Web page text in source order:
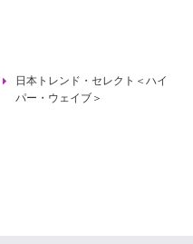
日本トレンド・セレクト＜ハイ
パー・ウェイブ＞